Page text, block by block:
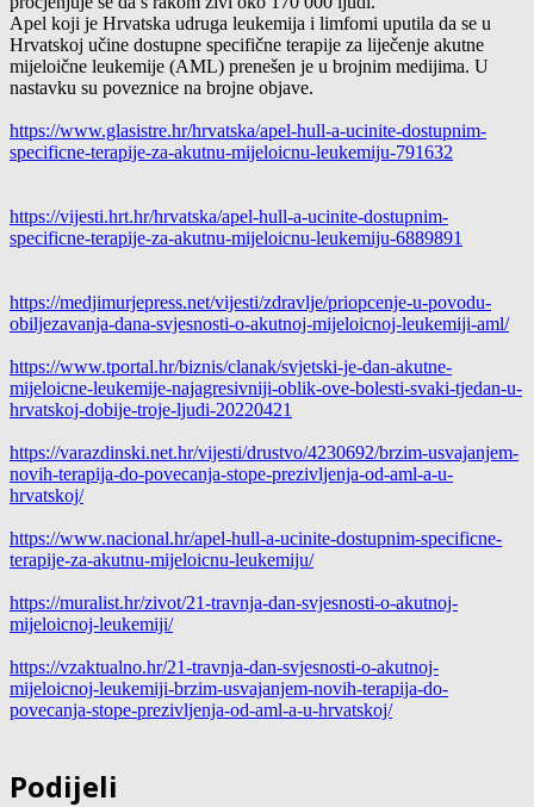
Apel koji je Hrvatska udruga leukemija i limfomi uputila da se u
Hrvatskoj učine dostupne specifične terapije za liječenje akutne
mijeloične leukemije (AML) prenešen je u brojnim medijima. U
nastavku su poveznice na brojne objave.
https://www.glasistre.hr/hrvatska/apel-hull-a-ucinite-dostupnim-
specificne-terapije-za-akutnu-mijeloicnu-leukemiju-791632
https://vijesti.hrt.hr/hrvatska/apel-hull-a-ucinite-dostupnim-
specificne-terapije-za-akutnu-mijeloicnu-leukemiju-6889891
https://medjimurjepress.net/vijesti/zdravlje/priopcenje-u-povodu-
obiljezavanja-dana-svjesnosti-o-akutnoj-mijeloicnoj-leukemiji-aml/
https://www.tportal.hr/biznis/clanak/svjetski-je-dan-akutne-
mijeloicne-leukemije-najagresivniji-oblik-ove-bolesti-svaki-tjedan-u-
hrvatskoj-dobije-troje-ljudi-20220421
https://varazdinski.net.hr/vijesti/drustvo/4230692/brzim-usvajanjem-
novih-terapija-do-povecanja-stope-prezivljenja-od-aml-a-u-
hrvatskoj/
https://www.nacional.hr/apel-hull-a-ucinite-dostupnim-specificne-
terapije-za-akutnu-mijeloicnu-leukemiju/
https://muralist.hr/zivot/21-travnja-dan-svjesnosti-o-akutnoj-
mijeloicnoj-leukemiji/
https://vzaktualno.hr/21-travnja-dan-svjesnosti-o-akutnoj-
mijeloicnoj-leukemiji-brzim-usvajanjem-novih-terapija-do-
povecanja-stope-prezivljenja-od-aml-a-u-hrvatskoj/
Podijeli